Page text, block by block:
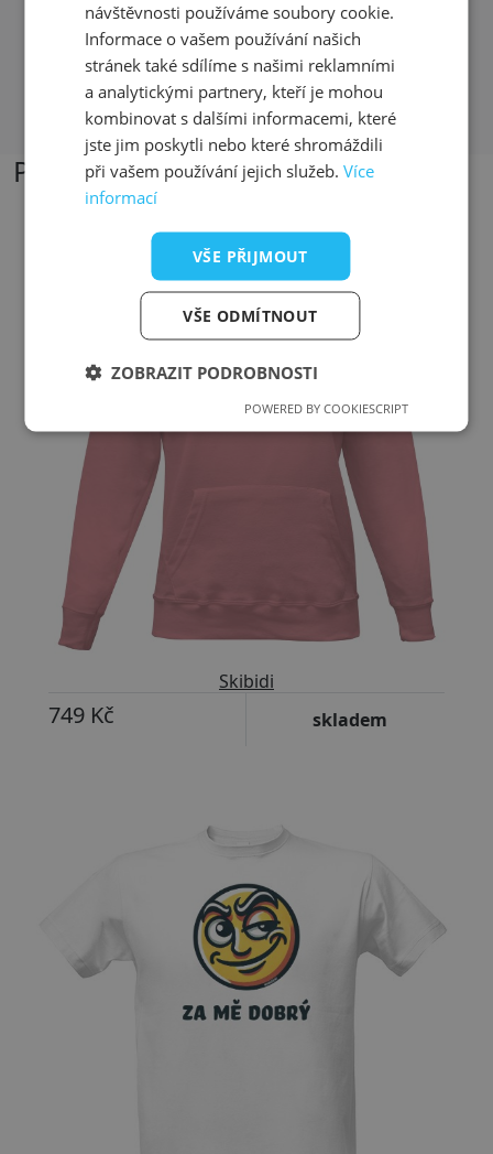
zbytek mi bezplatně poslali
Přečíst další recenze
Podobné produkty
Přizpůsobitelný motiv
Skibidi
749 Kč skladem
Přizpůsobitelný motiv
návštěvnosti používáme soubory cookie.
Informace o vašem používání našich
stránek také sdílíme s našimi reklamními
a analytickými partnery, kteří je mohou
kombinovat s dalšími informacemi, které
jste jim poskytli nebo které shromáždili
při vašem používání jejich služeb.Více
informací
VŠE PŘIJMOUT
VŠE ODMÍTNOUT
ZOBRAZIT PODROBNOSTI
POWERED BY COOKIESCRIPT